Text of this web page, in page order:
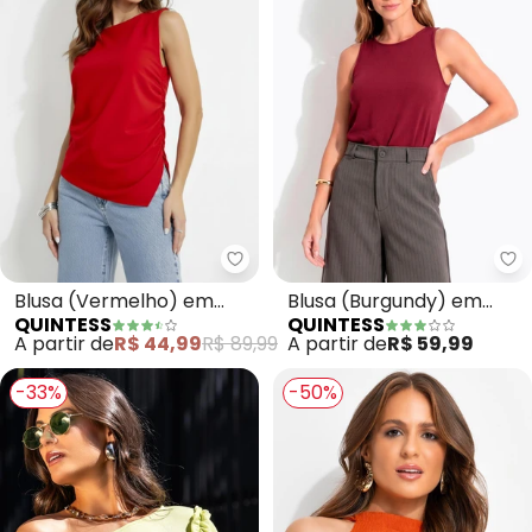
Quintess - Blusa (Vermelho)
Blusa (Vermelho) em
Malha Crepe
QUINTESS
A partir deR$ 44,99R$ 89,99
Blusa (Burgundy) em
Malha Crepe
QUINTESS
A partir deR$ 59,99
-33%
-50%